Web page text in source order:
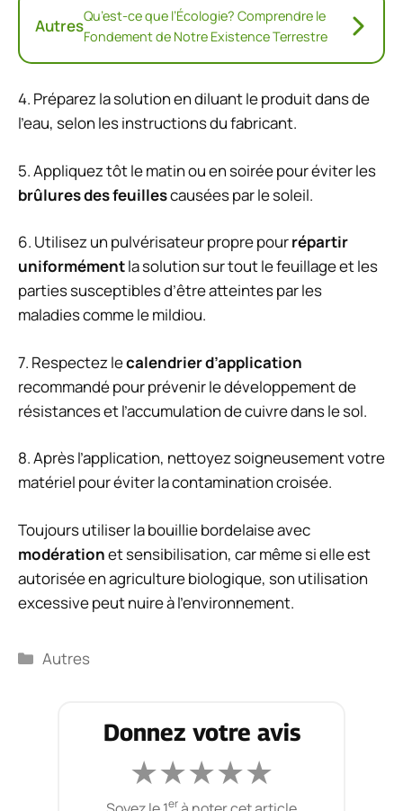
AutresQu’est-ce que l’Écologie? Comprendre le
Fondement de Notre Existence Terrestre
4. Préparez la solution en diluant le produit dans de
l’eau, selon les instructions du fabricant.
5. Appliquez tôt le matin ou en soirée pour éviter les
brûlures des feuillescausées par le soleil.
6. Utilisez un pulvérisateur propre pourrépartir
uniformémentla solution sur tout le feuillage et les
parties susceptibles d’être atteintes par les
maladies comme le mildiou.
7. Respectez lecalendrier d’application
recommandé pour prévenir le développement de
résistances et l’accumulation de cuivre dans le sol.
8. Après l’application, nettoyez soigneusement votre
matériel pour éviter la contamination croisée.
Toujours utiliser la bouillie bordelaise avec
modérationet sensibilisation, car même si elle est
autorisée en agriculture biologique, son utilisation
excessive peut nuire à l’environnement.
Catégories
Autres
Donnez votre avis
★★★★★
er